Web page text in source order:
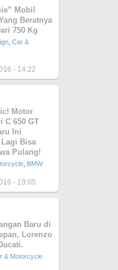
Mobil
Beratnya
750 Kg
Car &
- 14:22
Motor
C 650 GT
Ini
Bisa
Pulang!
BMW
- 19:05
Baru di
Lorenzo
& Motorcycle